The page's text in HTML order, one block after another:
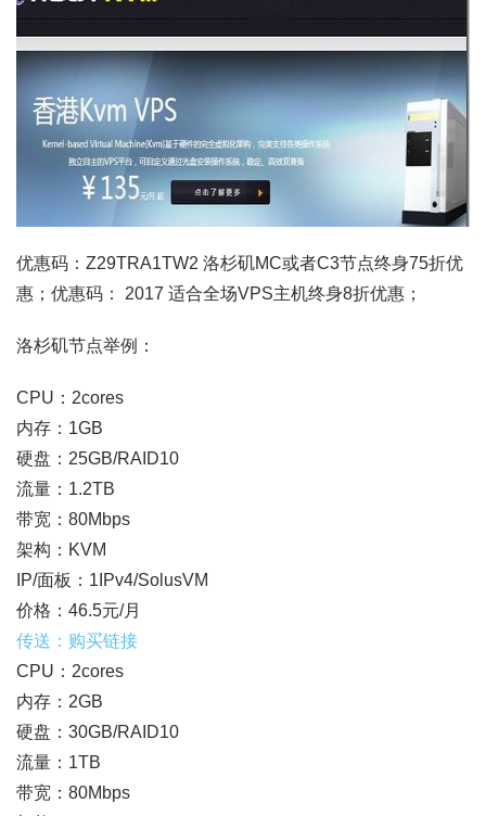
优惠码：Z29TRA1TW2 洛杉矶MC或者C3节点终身75折优
惠；优惠码： 2017 适合全场VPS主机终身8折优惠；
洛杉矶节点举例：
CPU：2cores
内存：1GB
硬盘：25GB/RAID10
流量：1.2TB
带宽：80Mbps
架构：KVM
IP/面板：1IPv4/SolusVM
价格：46.5元/月
传送：购买链接
CPU：2cores
内存：2GB
硬盘：30GB/RAID10
流量：1TB
带宽：80Mbps